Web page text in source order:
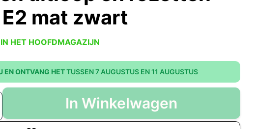
mat zwart
HET HOOFDMAGAZIJN
EN ONTVANG HETTUSSEN 7 AUGUSTUS EN 11 AUGUSTUS
In Winkelwagen